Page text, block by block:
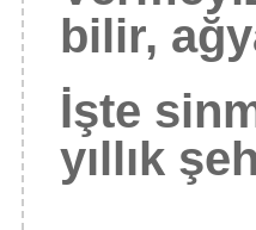
bilir,
İşte
yıllık